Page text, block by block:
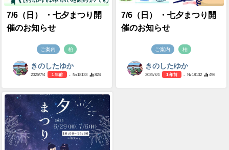
7/6（日） ・七夕まつり開
催のお知らせ
ご案内 柏
きのしたゆか
2025/7/4 1 年前 - №18133 824
7/6（日） ・七夕まつり開
催のお知らせ
ご案内 柏
きのしたゆか
2025/7/4 1 年前 - №18132 496